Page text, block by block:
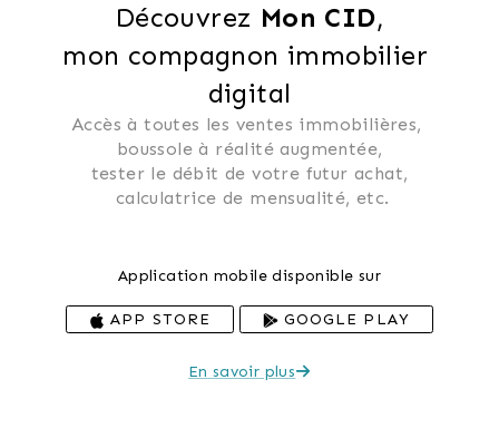
Découvrez Mon CID,
mon compagnon immobilier
digital
Accès à toutes les ventes immobilières,
boussole à réalité augmentée,
tester le débit de votre futur achat,
calculatrice de mensualité, etc.
Application mobile disponible sur
APP STORE GOOGLE PLAY
En savoir plus